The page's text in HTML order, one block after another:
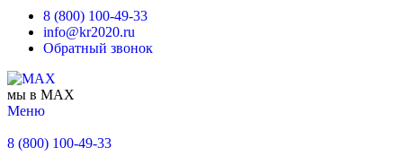
8 (800) 100-49-33
info@kr2020.ru
Обратный звонок
мы в MAX
Меню
8 (800) 100-49-33